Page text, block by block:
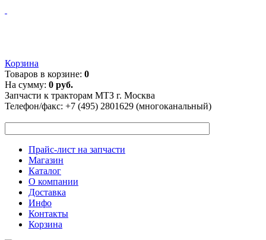
Корзина
Товаров в корзине: 0
На сумму: 0 руб.
Запчасти к тракторам МТЗ г. Москва
Телефон/факс: +7 (495) 2801629 (многоканальный)
Прайс-лист на запчасти
Магазин
Каталог
О компании
Доставка
Инфо
Контакты
Корзина